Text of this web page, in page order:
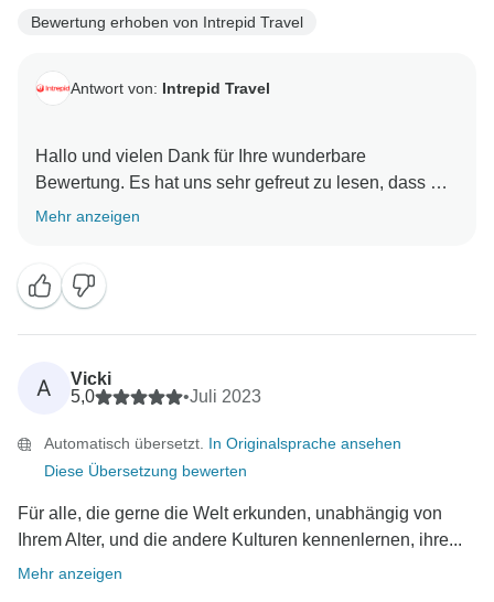
Bewertung erhoben von Intrepid Travel
Antwort von: Intrepid Travel
Hallo und vielen Dank für Ihre wunderbare
Bewertung. Es hat uns sehr gefreut zu lesen, dass Sie
sehen konnten, dass unsere Mission, lokale
uns, dass Sie das Tempo als angenehm empfunden
haben und dass Ihr Reiseleiter zu dem
Gesamterlebnis beigetragen hat. Wir freuen uns
darauf, Sie bald wieder auf einer unserer Reisen
Mehr anzeigen
A
Vicki
5,0
•Juli 2023
Automatisch übersetzt. In Originalsprache ansehen
Diese Übersetzung bewerten
Für alle, die gerne die Welt erkunden, unabhängig von
Ihrem Alter, und die andere Kulturen kennenlernen, ihre...
Mehr anzeigen